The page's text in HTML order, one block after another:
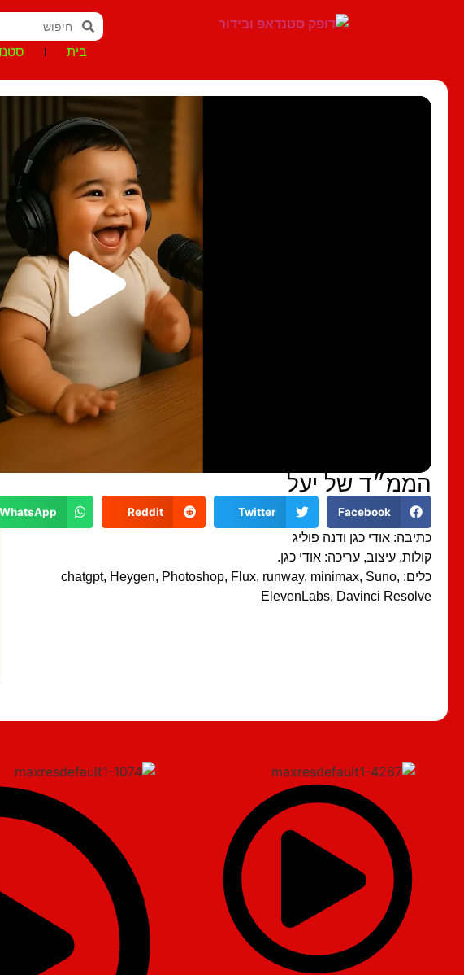
בית
הממ״ד של יעל
Facebook
Twitter
Reddit
WhatsApp
כתיבה: אודי כגן ודנה פוליג
קולות, עיצוב, עריכה: אודי כגן.
כלים: chatgpt, Heygen, Photoshop, Flux, runway, minimax, Suno,
ElevenLabs, Davinci Resolve